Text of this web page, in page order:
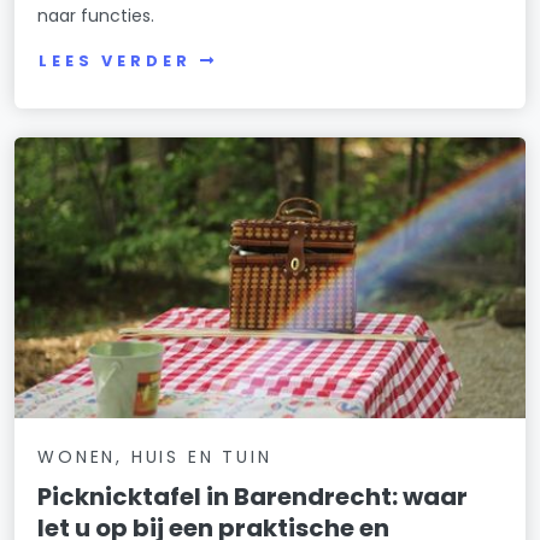
naar functies.
LEES VERDER
WONEN, HUIS EN TUIN
Picknicktafel in Barendrecht: waar
let u op bij een praktische en